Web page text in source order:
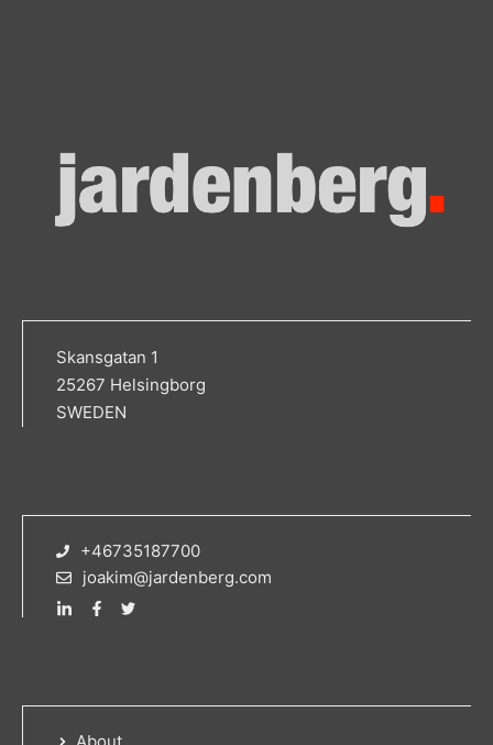
Skansgatan 1
25267 Helsingborg
SWEDEN
+46735187700
joakim@jardenberg.com